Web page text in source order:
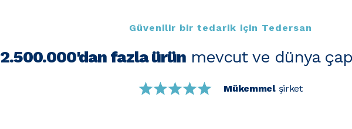
Güvenilir bir tedarik için Tedersan
2.500.000'dan fazla ürünmevcut ve dünya
Mükemmelşirket